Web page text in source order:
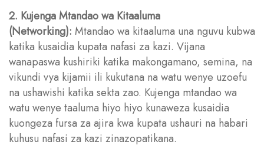
2. Kujenga Mtandao wa Kitaaluma
(Networking): Mtandao wa kitaaluma una nguvu kubwa
katika kusaidia kupata nafasi za kazi. Vijana
wanapaswa kushiriki katika makongamano, semina, na
vikundi vya kijamii ili kukutana na watu wenye uzoefu
na ushawishi katika sekta zao. Kujenga mtandao wa
watu wenye taaluma hiyo hiyo kunaweza kusaidia
kuongeza fursa za ajira kwa kupata ushauri na habari
kuhusu nafasi za kazi zinazopatikana.